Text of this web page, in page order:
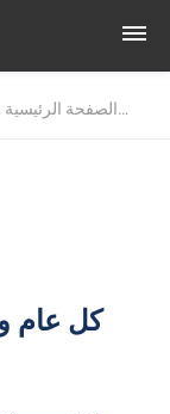
الصفحة الرئيسية
كل عام